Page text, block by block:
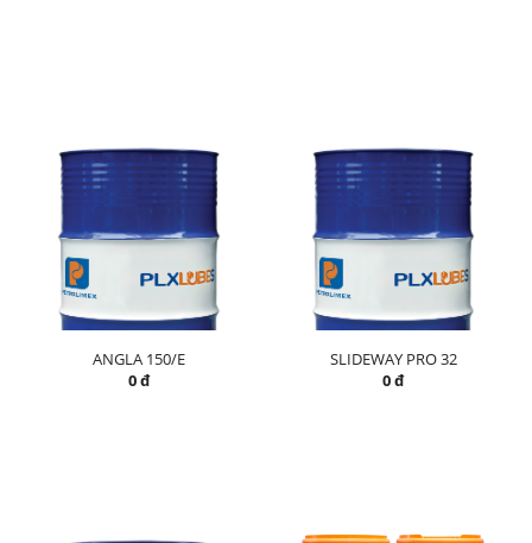
ANGLA 150/E
0 đ
SLIDEWAY PRO 32
0 đ